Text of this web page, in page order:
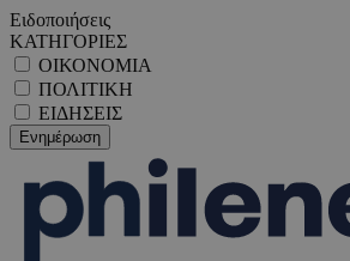
Ειδοποιήσεις
ΚΑΤΗΓΟΡΙΕΣ
ΟΙΚΟΝΟΜΙΑ
ΠΟΛΙΤΙΚΗ
ΕΙΔΗΣΕΙΣ